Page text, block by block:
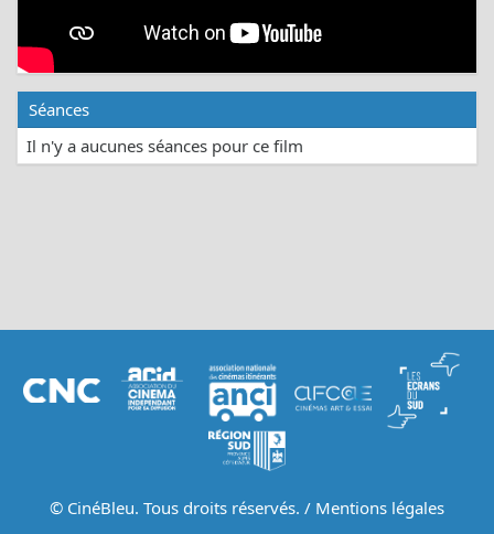
Séances
Il n'y a aucunes séances pour ce film
© CinéBleu. Tous droits réservés. / Mentions légales